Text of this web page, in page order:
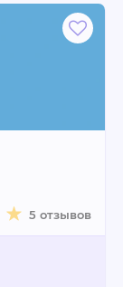
5 отзывов